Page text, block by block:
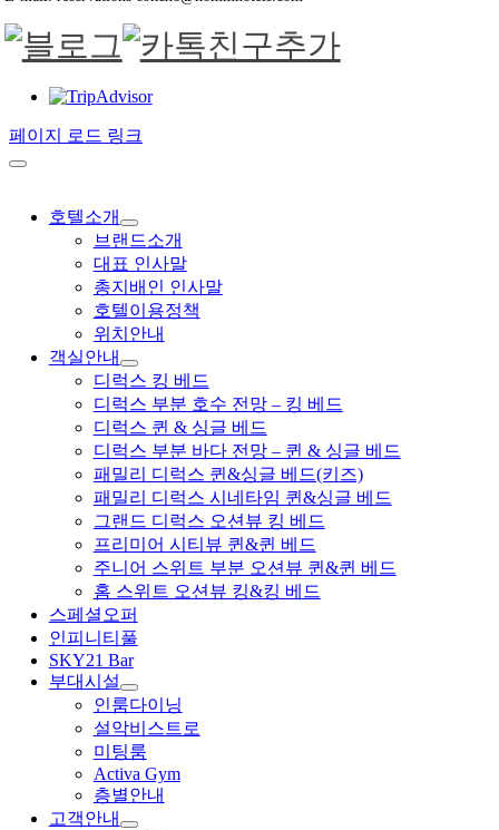
페이지 로드 링크
호텔소개
브랜드소개
대표 인사말
총지배인 인사말
호텔이용정책
위치안내
객실안내
디럭스 킹 베드
디럭스 부분 호수 전망 – 킹 베드
디럭스 퀸 & 싱글 베드
디럭스 부분 바다 전망 – 퀸 & 싱글 베드
패밀리 디럭스 퀸&싱글 베드(키즈)
패밀리 디럭스 시네타임 퀸&싱글 베드
그랜드 디럭스 오션뷰 킹 베드
프리미어 시티뷰 퀸&퀸 베드
주니어 스위트 부분 오션뷰 퀸&퀸 베드
홈 스위트 오션뷰 킹&킹 베드
스페셜오퍼
인피니티풀
SKY21 Bar
부대시설
인룸다이닝
설악비스트로
미팅룸
Activa Gym
층별안내
고객안내